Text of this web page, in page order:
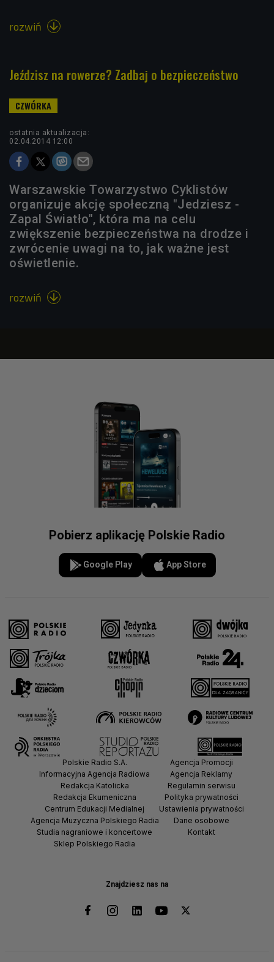
rozwiń 
Jeździsz na rowerze? Zadbaj o bezpieczeństwo
ostatnia aktualizacja:
02.04.2014 12:00
Warszawskie Towarzystwo Cyklistów
organizuje akcję społeczną "Jedziesz -
Zapal Światło", która ma na celu
zwiększenie bezpieczeństwa na drodze i
zwrócenie uwagi na to, jak ważne jest
oświetlenie.
rozwiń 
Pobierz aplikację Polskie Radio
Google Play App Store
Znajdziesz nas na
Polskie Radio S.A.
Informacyjna Agencja Radiowa
Redakcja Katolicka
Redakcja Ekumeniczna
Centrum Edukacji Medialnej
Agencja Muzyczna Polskiego Radia
Studia nagraniowe i koncertowe
Sklep Polskiego Radia
Agencja Promocji
Agencja Reklamy
Regulamin serwisu
Polityka prywatności
Ustawienia prywatności
Dane osobowe
Kontakt